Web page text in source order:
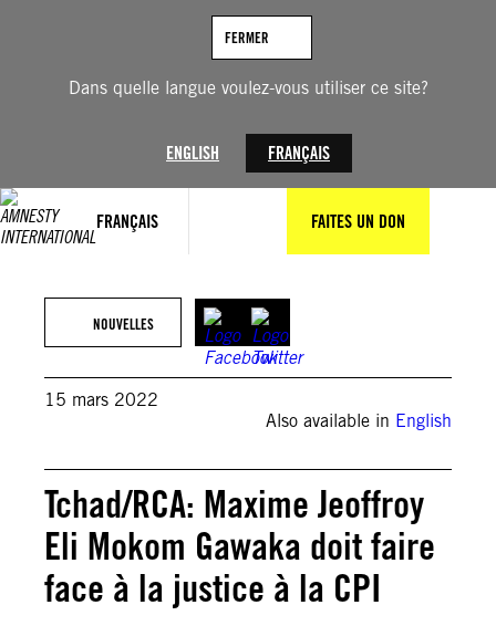
Dans quelle langue voulez-vous utiliser ce site?
ENGLISH FRANÇAIS
FERMER
FRANÇAIS FAITES UN DON
NOUVELLES
15 mars 2022
Also available in English
Tchad/RCA: Maxime Jeoffroy
Eli Mokom Gawaka doit faire
face à la justice à la CPI